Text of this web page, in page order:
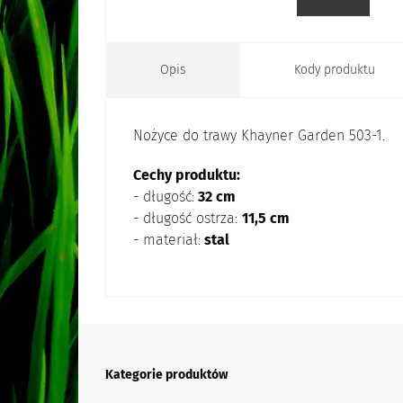
Opis Kody produktu
Nożyce do trawy Khayner Garden 503-1.
Cechy produktu:
- długość: 32 cm
- długość ostrza: 11,5 cm
- materiał: stal
Kategorie produktów